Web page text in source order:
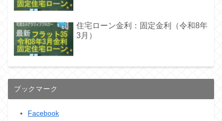
住宅ローン金利：固定金利（令和8年
3月）
ブックマーク
Facebook